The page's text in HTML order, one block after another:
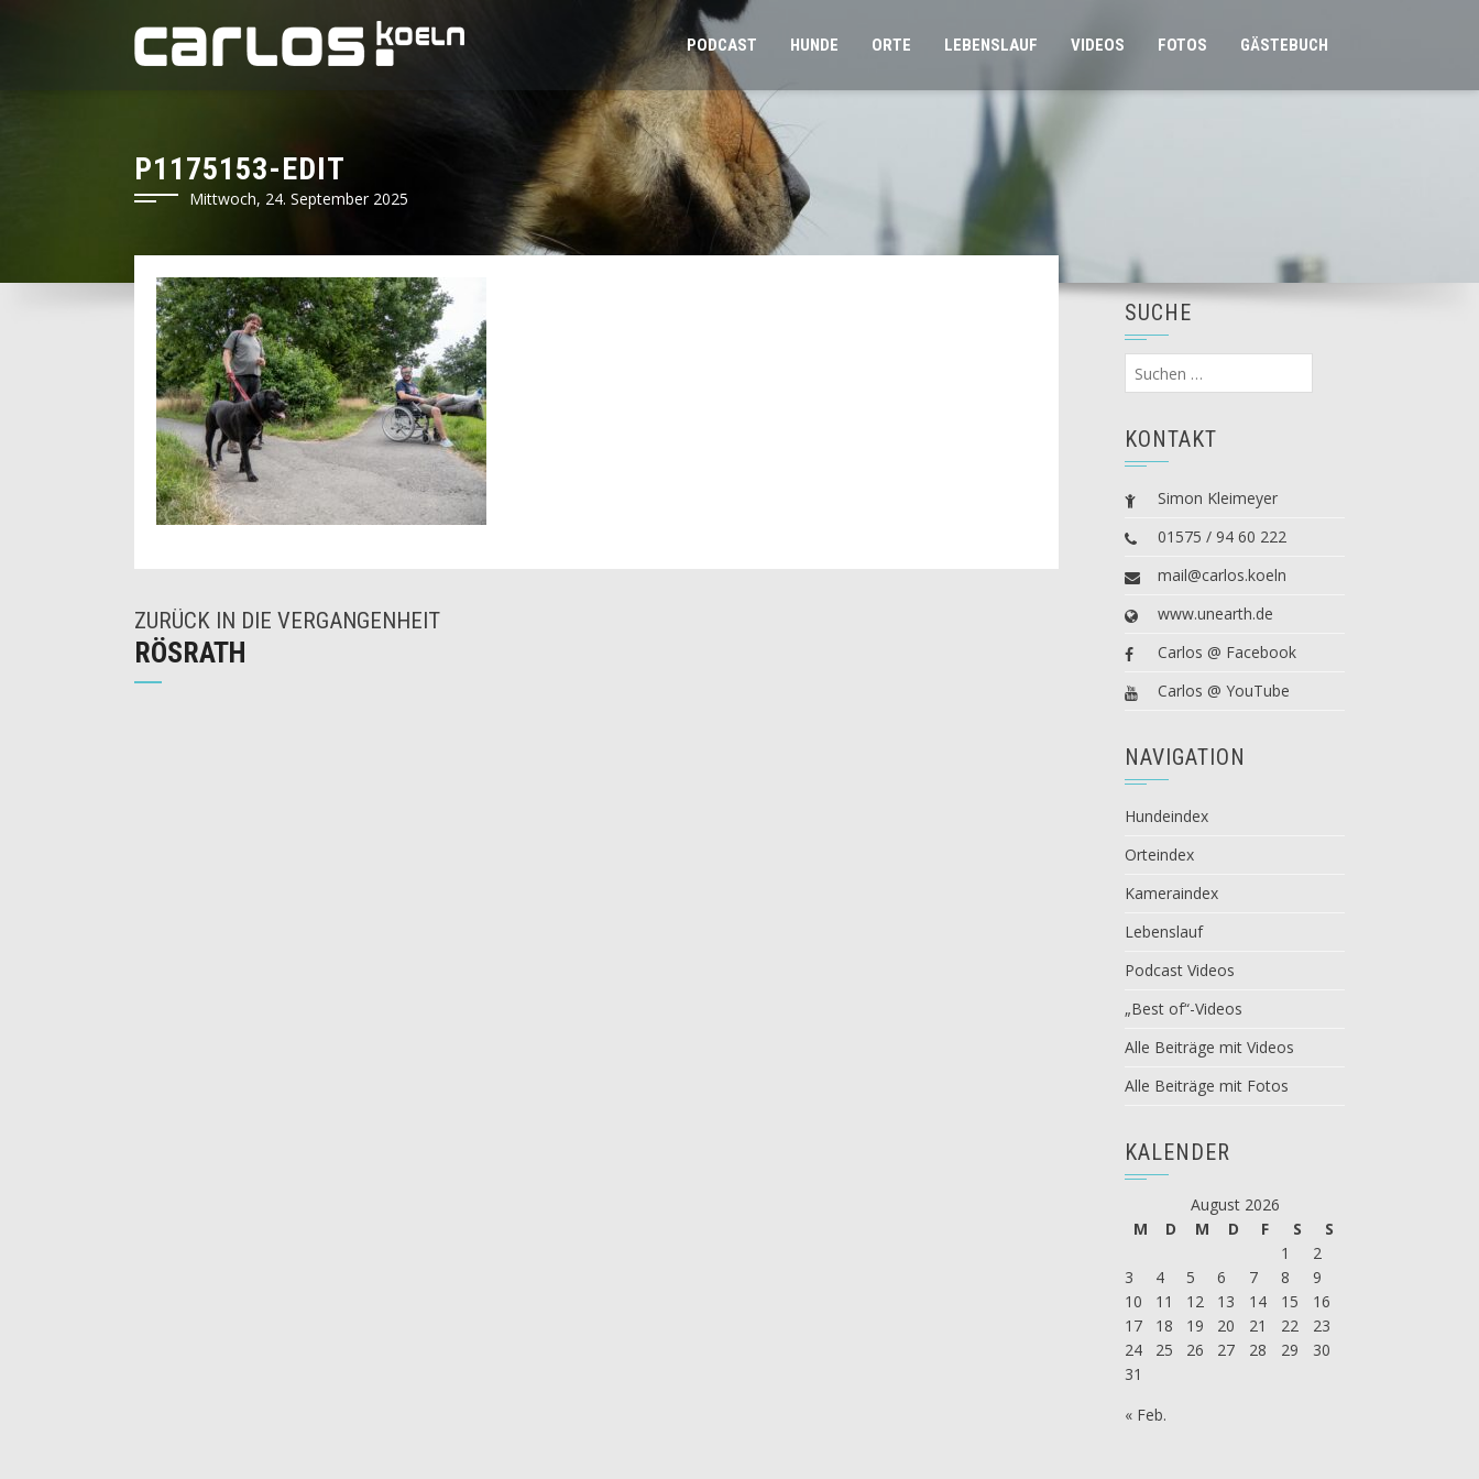
PODCAST HUNDE ORTE LEBENSLAUF VIDEOS FOTOS GÄSTEBUCH
P1175153-EDIT
Mittwoch, 24. September 2025
ZURÜCK IN DIE VERGANGENHEIT
RÖSRATH
SUCHE
Suchen
nach:
KONTAKT
Simon Kleimeyer
01575 / 94 60 222
mail@carlos.koeln
www.unearth.de
Carlos @ Facebook
Carlos @ YouTube
NAVIGATION
Hundeindex
Orteindex
Kameraindex
Lebenslauf
Podcast Videos
„Best of“-Videos
Alle Beiträge mit Videos
Alle Beiträge mit Fotos
KALENDER
August 2026
M
D M D F S
S
1
2
3
4 5 6 7 8
9
10
11 12 13 14 15
16
17
18 19 20 21 22
23
24
25 26 27 28 29
30
31
« Feb.